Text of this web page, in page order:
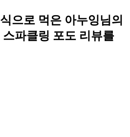
으로 먹은 아누잉님의
파클링 포도 리뷰를